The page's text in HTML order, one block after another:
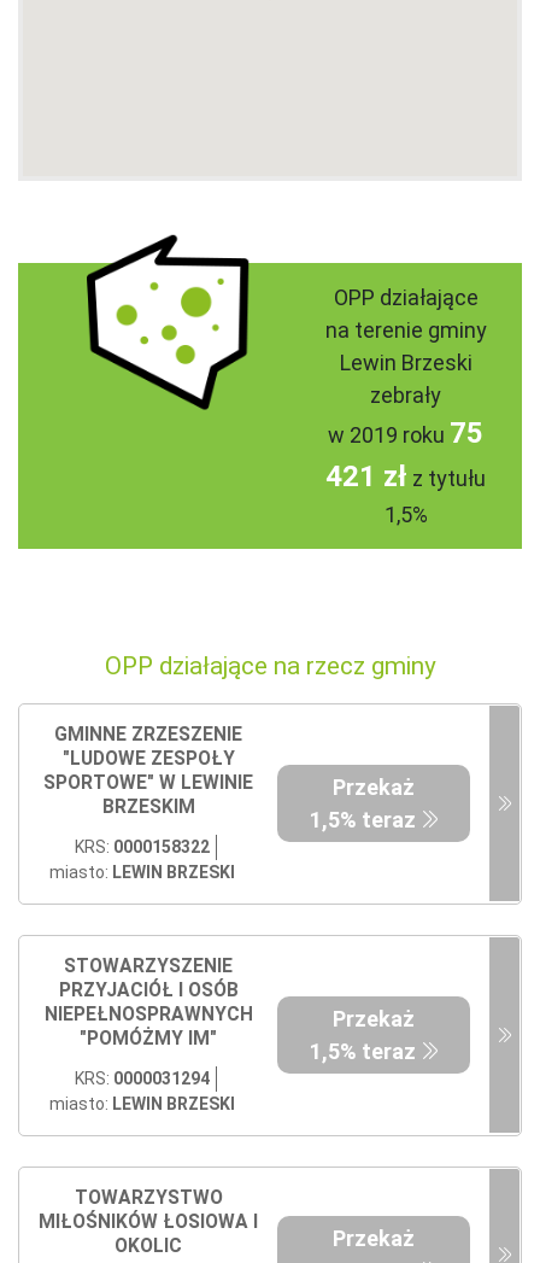
OPP działające
na terenie gminy
Lewin Brzeski
zebrały
w 2019 roku 75
421 zł z tytułu
1,5%
OPP działające na rzecz gminy
GMINNE ZRZESZENIE
"LUDOWE ZESPOŁY
SPORTOWE" W LEWINIE
BRZESKIM
KRS: 0000158322
miasto: LEWIN BRZESKI
Przekaż
1,5% teraz
STOWARZYSZENIE
PRZYJACIÓŁ I OSÓB
NIEPEŁNOSPRAWNYCH
"POMÓŻMY IM"
KRS: 0000031294
miasto: LEWIN BRZESKI
Przekaż
1,5% teraz
TOWARZYSTWO
MIŁOŚNIKÓW ŁOSIOWA I
OKOLIC
Przekaż